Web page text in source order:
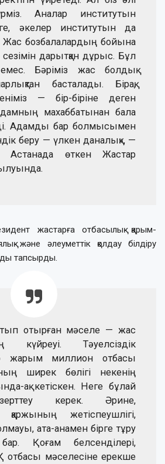
Аналар институтын
әкелер институтын да
Жас бозбалалардың бойына
сезімін дарытқан дұрыс. Бұл
Бәріміз жас болдық
басталады. Бірақ,
— бір-біріне деген
адамның махаббатынан бала
Адамды бар болмысымен
беру — үлкен даналық», —
Астанада өткен Жастар
жастарға отбасылық қарым-
және әлеуметтік қолдау білдіру
тапсырды.
отырған мәселе — жас
күйреуі. Тәуелсіздік
жарым миллион отбасы
ширек бөлігі некенің
ақ кетіскен. Неге бұлай
керек. Әрине,
қаржының жетіспеушлігі,
ата-анамен бірге тұру
Қоғам белсенділері,
отбасы мәселесіне ерекше